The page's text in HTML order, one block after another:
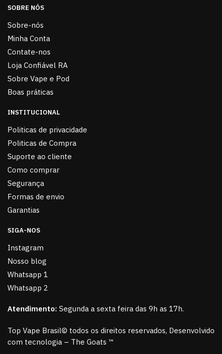
SOBRE NÓS
Sobre-nós
Minha Conta
Contate-nos
Loja Confiável RA
Sobre Vape e Pod
Boas práticas
INSTITUCIONAL
Politicas de privacidade
Politicas de Compra
Suporte ao cliente
Como comprar
Segurança
Formas de envio
Garantias
SIGA-NOS
Instagram
Nosso blog
Whatsapp 1
Whatsapp 2
Atendimento: Segunda a sexta feira das 9h as 17h.
Top Vape Brasil© todos os direitos reservados, Desenvolvido
com tecnologia – The Goats ™